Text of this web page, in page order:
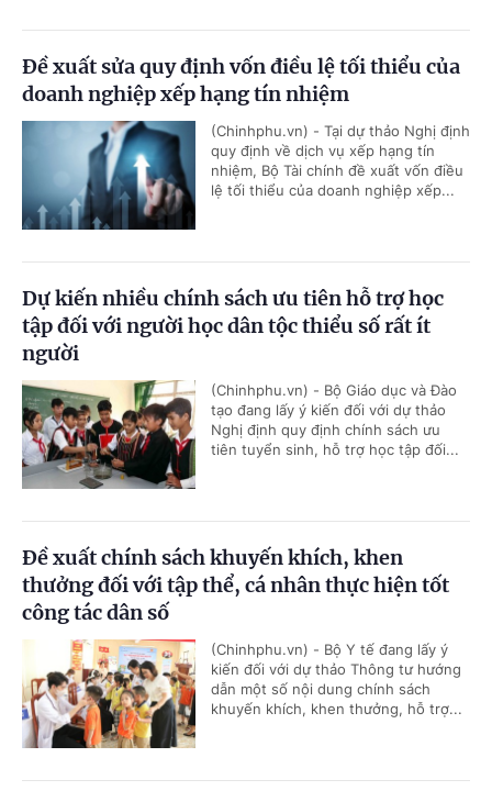
Đề xuất sửa quy định vốn điều lệ tối thiểu của
doanh nghiệp xếp hạng tín nhiệm
(Chinhphu.vn) - Tại dự thảo Nghị định
quy định về dịch vụ xếp hạng tín
nhiệm, Bộ Tài chính đề xuất vốn điều
lệ tối thiểu của doanh nghiệp xếp...
Dự kiến nhiều chính sách ưu tiên hỗ trợ học
tập đối với người học dân tộc thiểu số rất ít
người
(Chinhphu.vn) - Bộ Giáo dục và Đào
tạo đang lấy ý kiến đối với dự thảo
Nghị định quy định chính sách ưu
tiên tuyển sinh, hỗ trợ học tập đối...
Đề xuất chính sách khuyến khích, khen
thưởng đối với tập thể, cá nhân thực hiện tốt
công tác dân số
(Chinhphu.vn) - Bộ Y tế đang lấy ý
kiến đối với dự thảo Thông tư hướng
dẫn một số nội dung chính sách
khuyến khích, khen thưởng, hỗ trợ...